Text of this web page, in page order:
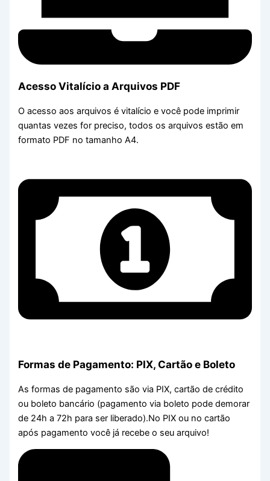
Acesso Vitalício a Arquivos PDF
O acesso aos arquivos é vitalício e você pode imprimir
quantas vezes for preciso, todos os arquivos estão em
formato PDF no tamanho A4.
Formas de Pagamento: PIX, Cartão e Boleto
As formas de pagamento são via PIX, cartão de crédito
ou boleto bancário (pagamento via boleto pode demorar
de 24h a 72h para ser liberado).No PIX ou no cartão
após pagamento você já recebe o seu arquivo!